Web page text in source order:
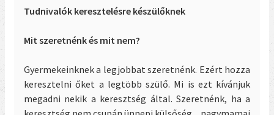
Tudnivalók keresztelésre készülőknek
Mit szeretnénk és mit nem?
Gyermekeinknek a legjobbat szeretnénk. Ezért hozza
keresztelni őket a legtöbb szülő. Mi is ezt kívánjuk
megadni nekik a keresztség által. Szeretnénk, ha a